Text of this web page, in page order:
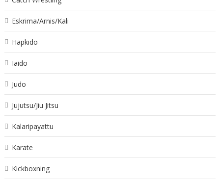
Eskrima/Arnis/Kali
Hapkido
Iaido
Judo
Jujutsu/Jiu Jitsu
Kalaripayattu
Karate
Kickboxning